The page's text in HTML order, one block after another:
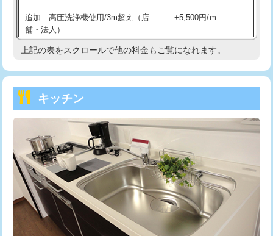
持込商品取付（浄水器・分岐水栓） 16,500円
持込商品取付（温水洗浄便座） 22,000円
持込商品取付（普通便座⇔温水洗浄便
22,000円
給水管工事※（ホール加工)
給水管工事※（バンド止め) 3,300円
給水管工事※（支持金具設置) 5,500円
給水管工事※（保温材使用（バンド止
め込み）)
5,500円
給水管工事※（土の掘削・埋め戻し作
11,000円
追加 高圧洗浄機使用/3m超え（店
舗・法人）
+5,500円/ｍ
高度高圧洗浄換 現地調査
トーラー機使用/3mまで
追加トーラー機使用/3m超え +3,300円
カメラ調査 33,000円
桝清掃 8,800円
止水・漏水調査・防水処理・清掃・修
理・調整・分解・加工など（軽作業）
11,000円
上記の表をスクロールで他の料金もご覧になれます。
キッチン